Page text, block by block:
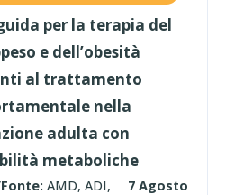
per la terapia del
e dell’obesità
al trattamento
nella
adulta con
metaboliche
AMD, ADI,
7 Agosto